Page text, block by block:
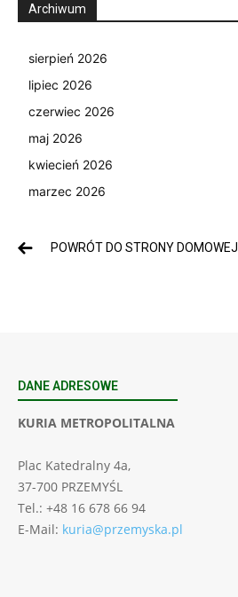
Archiwum
sierpień 2026
lipiec 2026
czerwiec 2026
maj 2026
kwiecień 2026
marzec 2026
POWRÓT DO STRONY DOMOWEJ
DANE ADRESOWE
KURIA METROPOLITALNA
Plac Katedralny 4a,
37-700 PRZEMYŚL
Tel.: +48 16 678 66 94
E-Mail: kuria@przemyska.pl